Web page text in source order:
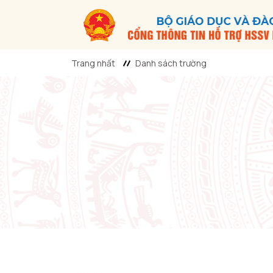
Trang nhất Danh sách trường